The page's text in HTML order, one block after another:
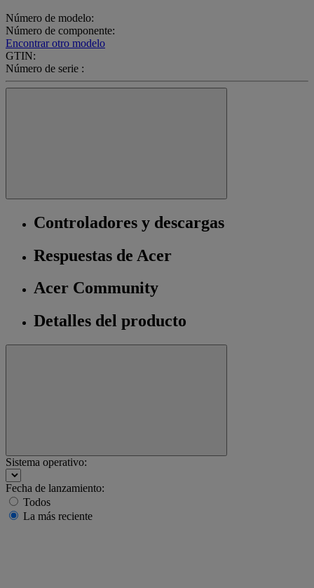
Número de modelo:
Número de componente:
Encontrar otro modelo
GTIN:
Número de serie :
Controladores y descargas
Respuestas de Acer
Acer Community
Detalles del producto
Sistema operativo:
Fecha de lanzamiento:
Todos
La más reciente